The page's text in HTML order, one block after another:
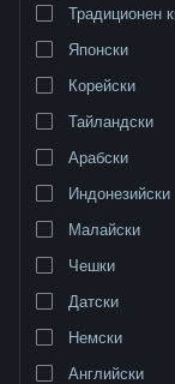
Смяна на езика
Традиционен
Японски
Корейски
Тайландски
Арабски
Индонезийски
Малайски
Чешки
Датски
Немски
Английски
0 резултата
1 заглавие беше